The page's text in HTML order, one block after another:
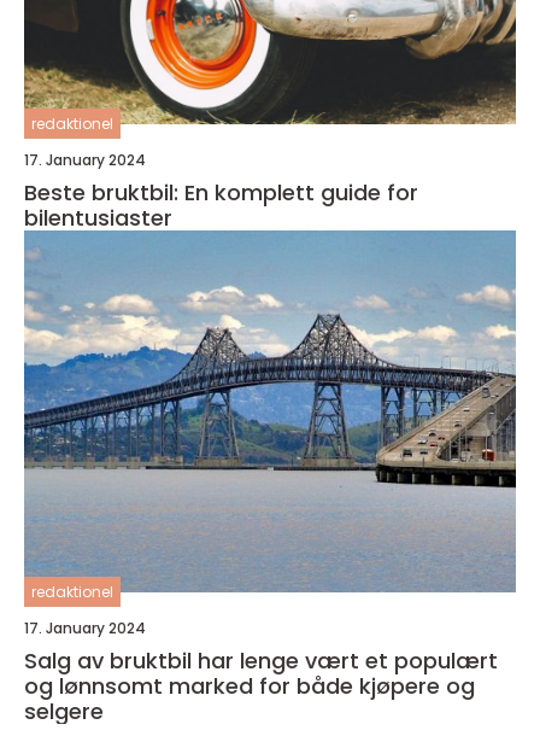
redaktionel
17. January 2024
Beste bruktbil: En komplett guide for
bilentusiaster
redaktionel
17. January 2024
Salg av bruktbil har lenge vært et populært
og lønnsomt marked for både kjøpere og
selgere